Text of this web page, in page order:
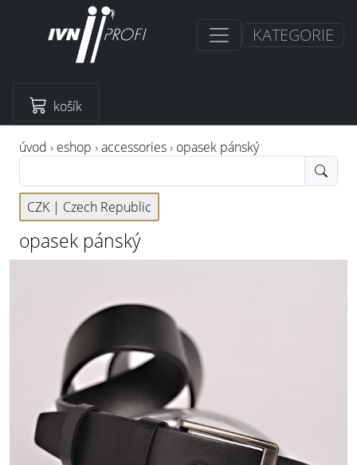
KATEGORIE
košík
úvod › eshop ›accessories› opasek pánský
CZK | Czech Republic
opasek pánský